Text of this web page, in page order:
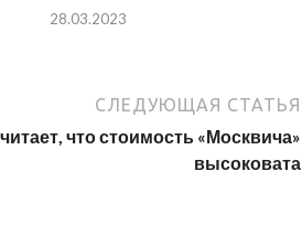
28.03.2023
СЛЕДУЮЩАЯ СТАТЬЯ
что стоимость «Москвича»
высоковата